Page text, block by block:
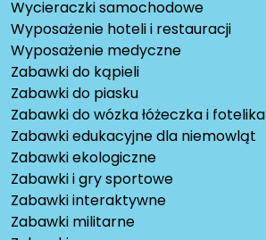
Wycieraczki samochodowe
Wyposażenie hoteli i restauracji
Wyposażenie medyczne
Zabawki do kąpieli
Zabawki do piasku
Zabawki do wózka łóżeczka i fotelika
Zabawki edukacyjne dla niemowląt
Zabawki ekologiczne
Zabawki i gry sportowe
Zabawki interaktywne
Zabawki militarne